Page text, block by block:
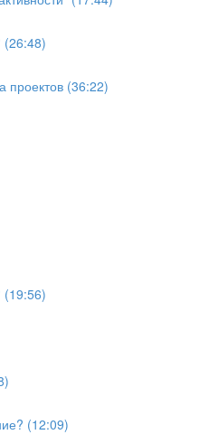
(26:48)
проектов (36:22)
(19:56)
(12:09)